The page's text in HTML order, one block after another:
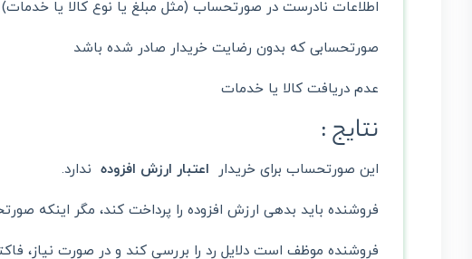
اطلاعات نادرست در صورتحساب (مثل مبلغ یا نوع کالا یا خدمات)
صورتحسابی که بدون رضایت خریدار صادر شده باشد
عدم دریافت کالا یا خدمات
نتایج :
این صورتحساب برای خریدار اعتبار ارزش افزوده ندارد.
فروشنده باید بدهی ارزش افزوده را پرداخت کند، مگر اینکه
فروشنده موظف است دلایل رد را بررسی کند و در صورت نیاز،